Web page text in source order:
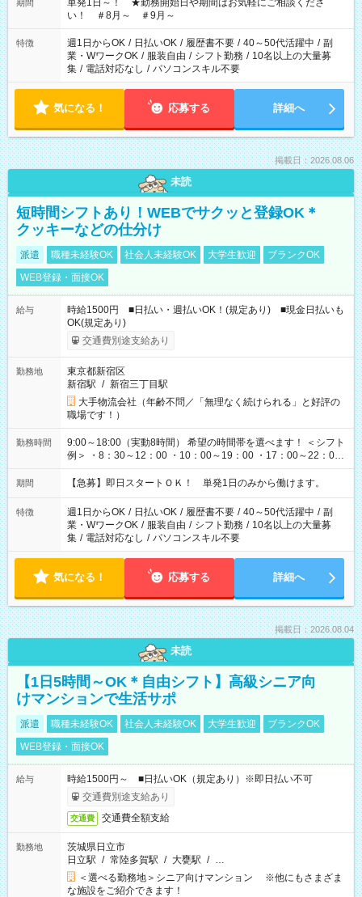
期間
単発1日～！ ★勤務開始日や期間はお気軽にご相談くださ
い！ ＃8月～ ＃9月～
特徴 週1日からOK / 日払いOK / 履歴書不要 / 40～50代活躍中 / 副
業・WワークOK / 服装自由 / シフト勤務 / 10名以上の大量募
集 / 電話対応なし / パソコンスキル不要
気になる！ 応募する 詳細へ
掲載日：2026.08.06
未読
短時間シフトあり！WEBでサクッと登録OK＊
クッキーなどの仕分け
派遣 職種未経験OK 社会人未経験OK 大学生歓迎
ブランクOK
WEB登録・面接OK
給与
時給1500円 ■日払い・週払いOK！(規定あり) ■現金日払いも
OK(規定あり)
交通費別途支給あり
勤務地
東京都新宿区
新宿駅 / 新宿三丁目駅
大手物流会社（年齢不問／「無理なく続けられる」と好評の
職場です！）
勤務時間
9:00～18:00（実動8時間） 希望の時間帯を選べます！ ＜シフト
例＞ ・8：30～12：00 ・10：00～19：00 ・17：00～22：00
・13：00～22：00 ・22：00～翌6：00 など
期間 【急募】即日スタートＯＫ！ 単発1日のみから働けます。
特徴 週1日からOK / 日払いOK / 履歴書不要 / 40～50代活躍中 / 副
業・WワークOK / 服装自由 / シフト勤務 / 10名以上の大量募
集 / 電話対応なし / パソコンスキル不要
気になる！ 応募する 詳細へ
掲載日：2026.08.04
未読
【1日5時間～OK＊自由シフト】高級シニア向
けマンションで生活サポ
派遣 職種未経験OK 社会人未経験OK 大学生歓迎
ブランクOK
WEB登録・面接OK
給与
時給1500円～ ■日払いOK（規定あり）※即日払い不可
交通費別途支給あり
交通費 交通費全額支給
勤務地
茨城県日立市
日立駅 / 常陸多賀駅 / 大甕駅 / …
＜選べる勤務地＞シニア向けマンション ※他にもさまざま
な施設をご紹介できます！